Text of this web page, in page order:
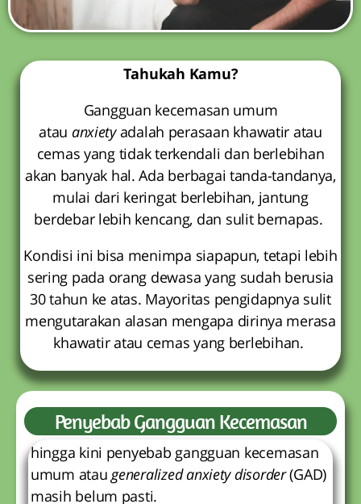
Tahukah Kamu?
Gangguan kecemasan umum
atau anxietyadalah perasaan khawatir atau
cemas yang tidak terkendali dan berlebihan
akan banyak hal. Ada berbagai tanda-tandanya,
mulai dari keringat berlebihan, jantung
berdebar lebih kencang, dan sulit bernapas.
Kondisi ini bisa menimpa siapapun, tetapi lebih
sering pada orang dewasa yang sudah berusia
30 tahun ke atas. Mayoritas pengidapnya sulit
mengutarakan alasan mengapa dirinya merasa
khawatir atau cemas yang berlebihan.
Penyebab Gangguan Kecemasan
hingga kini penyebab gangguan kecemasan
umum atau generalized anxiety disorder(GAD)
masih belum pasti.